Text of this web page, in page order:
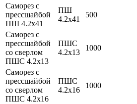
Саморез с
прессшайбой
ПШ 4.2х41
ПШ
4.2х41
500
Саморез с
прессшайбой
со сверлом
ПШС 4.2х13
ПШС
4.2х13
1000
Саморез с
прессшайбой
со сверлом
ПШС 4.2х16
ПШС
4.2х16
1000